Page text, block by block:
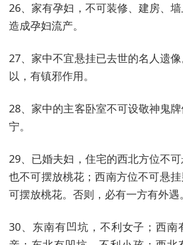
26、家有孕妇，不可装修、建房、
造成孕妇流产。
27、家中不宜悬挂已去世的名人遗
以，有镇邪作用。
28、家中的主客卧室不可设敬神鬼
宁。
29、已婚夫妇，住宅的西北方位不可
也不可摆放桃花；西南方位不可悬
可摆放桃花。否则，必有一方有外遇。
30、东南有凹坑，不利女子；西南